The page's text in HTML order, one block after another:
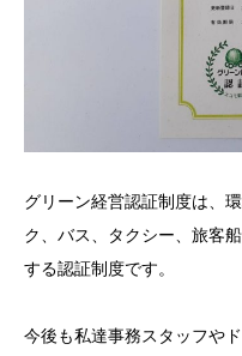
グリーン経営認証制度は、
ク、バス、タクシー、旅客
する認証制度です。
今後も私達事務スタッフや